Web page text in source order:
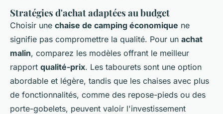
Stratégies d'achat adaptées au budget
Choisir une chaise de camping économique ne
signifie pas compromettre la qualité. Pour un achat
malin, comparez les modèles offrant le meilleur
rapport qualité-prix. Les tabourets sont une option
abordable et légère, tandis que les chaises avec plus
de fonctionnalités, comme des repose-pieds ou des
porte-gobelets, peuvent valoir l'investissement